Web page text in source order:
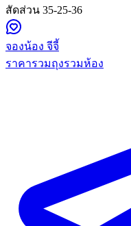
สัดส่วน 35-25-36
จองน้อง จีจี้
ราคารวมถุงรวมห้อง